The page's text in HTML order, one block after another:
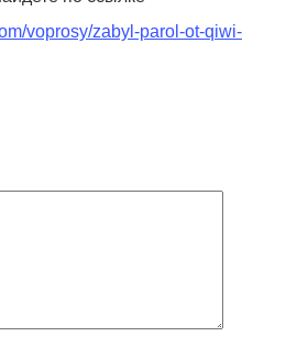
voprosy/zabyl-parol-ot-qiwi-